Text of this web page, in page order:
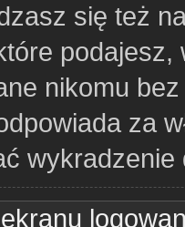
się też
nikomu bez
za
wykradzenie